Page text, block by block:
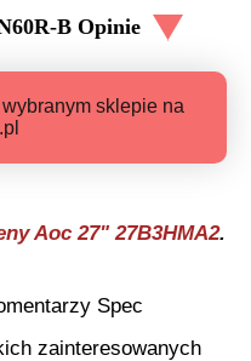
BOpinie
sklepie na
Aoc 27" 27B3HMA2.
Spec
zainteresowanych